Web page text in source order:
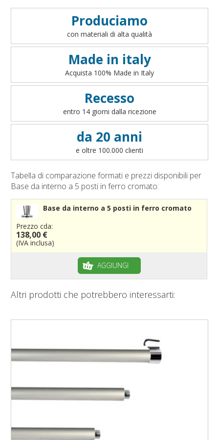
Accessori bandiere da tavolo
Accessori per sbandieratori
Accessori bandiere per auto
Art. 1 - Oggetto del contratto
Art. 2 - Informazioni precontrattuali per il consumatore
- art. 49 del D.lgs 206/2005
Art. 3 - Conclusione ed efficacia del contratto
Art. 4 - Disponibilità dei prodotti
Art. 5 - Modalità di pagamento
Art. 6 - Prezzi
Art. 7 - Diritto di recesso
Art. 8 - Garanzia legale di conformità
Art. 10 - Responsabilità
Art. 11 - Accesso al sito
Art. 13 - Integralità
Produciamo
con materiali di alta qualità
Made in italy
Acquista 100% Made in Italy
Recesso
entro 14 giorni dalla ricezione
da 20 anni
e oltre 100.000 clienti
Tabella di comparazione formati e prezzi disponibili per
Base da interno a 5 posti in ferro cromato:
Base da interno a 5 posti in ferro cromato
Prezzo cda:
138,00 €
(IVA inclusa)
AGGIUNGI
Altri prodotti che potrebbero interessarti: